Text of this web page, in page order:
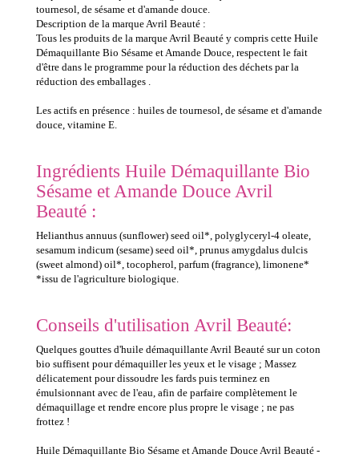
tournesol, de sésame et d'amande douce.
Description de la marque Avril Beauté :
Tous les produits de la marque Avril Beauté y compris cette Huile
Démaquillante Bio Sésame et Amande Douce, respectent le fait
d'être dans le programme pour la réduction des déchets par la
réduction des emballages .
Les actifs en présence : huiles de tournesol, de sésame et d'amande
douce, vitamine E.
Ingrédients Huile Démaquillante Bio
Sésame et Amande Douce Avril
Beauté :
Helianthus annuus (sunflower) seed oil*, polyglyceryl-4 oleate,
sesamum indicum (sesame) seed oil*, prunus amygdalus dulcis
(sweet almond) oil*, tocopherol, parfum (fragrance), limonene*
*issu de l'agriculture biologique.
Conseils d'utilisation Avril Beauté:
Quelques gouttes d'huile démaquillante Avril Beauté sur un coton
bio suffisent pour démaquiller les yeux et le visage ; Massez
délicatement pour dissoudre les fards puis terminez en
émulsionnant avec de l'eau, afin de parfaire complètement le
démaquillage et rendre encore plus propre le visage ; ne pas
frottez !
Huile Démaquillante Bio Sésame et Amande Douce Avril Beauté -